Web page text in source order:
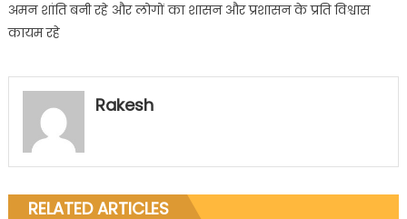
अमन शांति बनी रहे और लोगों का शासन और प्रशासन के प्रति विश्वास
कायम रहे
Rakesh
RELATED ARTICLES